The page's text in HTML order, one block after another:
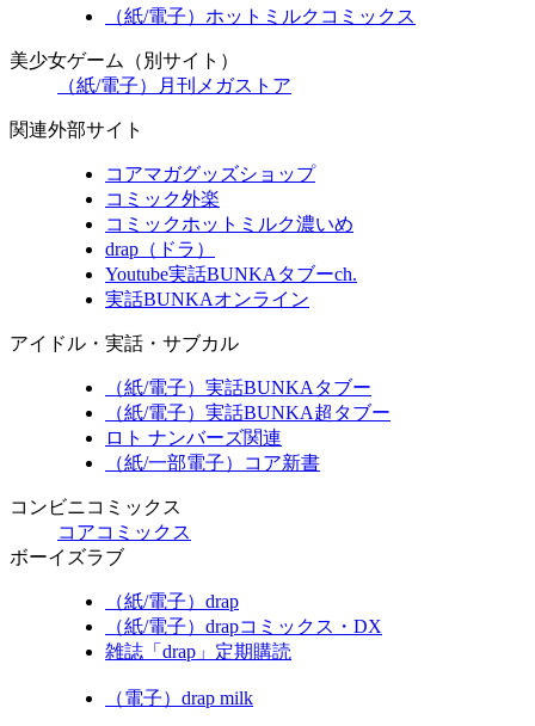
（紙/電子）ホットミルクコミックス
美少女ゲーム（別サイト）
（紙/電子）月刊メガストア
関連外部サイト
コアマガグッズショップ
コミック外楽
コミックホットミルク濃いめ
drap（ドラ）
Youtube実話BUNKAタブーch.
実話BUNKAオンライン
アイドル・実話・サブカル
（紙/電子）実話BUNKAタブー
（紙/電子）実話BUNKA超タブー
ロト ナンバーズ関連
（紙/一部電子）コア新書
コンビニコミックス
コアコミックス
ボーイズラブ
（紙/電子）drap
（紙/電子）drapコミックス・DX
雑誌「drap」定期購読
（電子）drap milk